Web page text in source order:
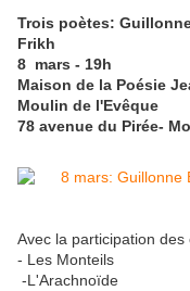
Trois poètes:
Frikh
8 mars - 19h
Maison de la Poésie
Moulin de l'Evêque
78 avenue du Pirée-
Avec la participation des
- Les Monteils
-L'Arachnoïde